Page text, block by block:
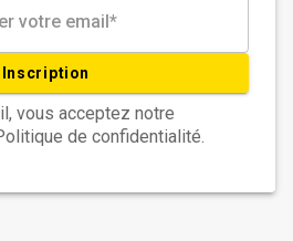
Inscription
vous acceptez notre
de confidentialité.